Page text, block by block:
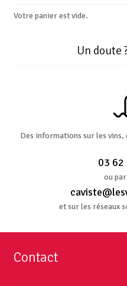
Votre panier est vide.
Un doute
Des informations sur les vins,
03 62
ou
et sur les réseaux
Contact